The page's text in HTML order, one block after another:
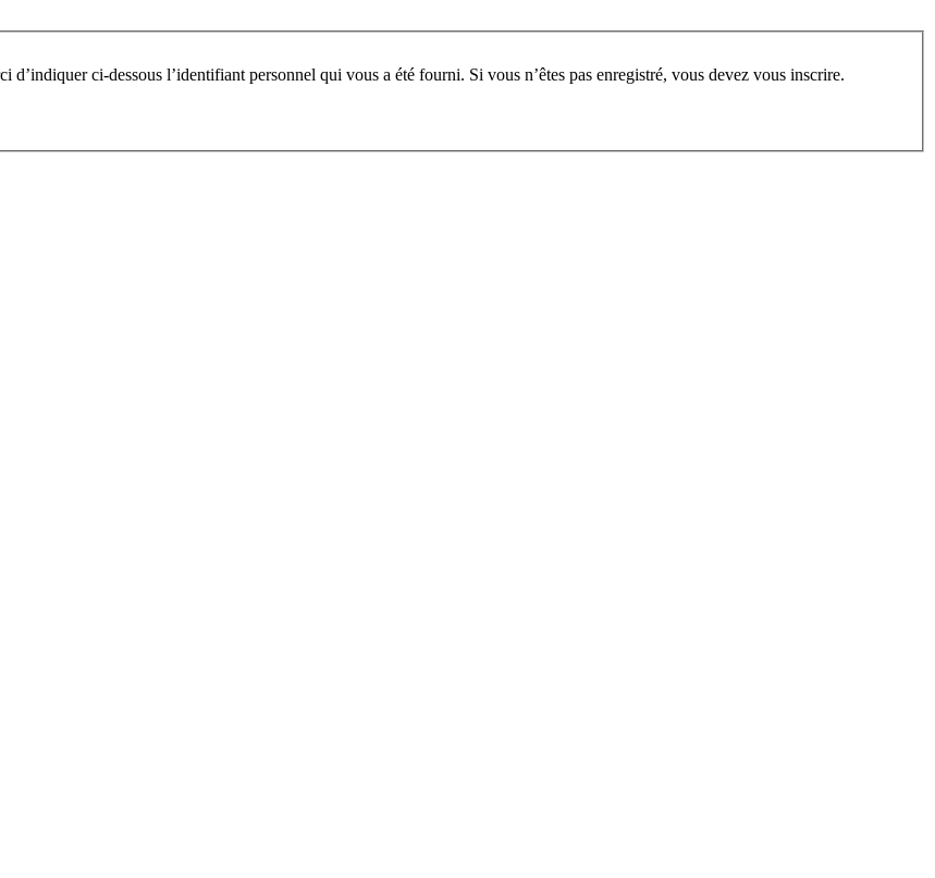
Pour participer à ce forum, vous devez vous enregistrer au préalable. Merci d’indiquer ci-dessous l’identifiant personnel qui vous a été fourni. Si vous n’êtes pas enregistré, vous devez vous inscrire.